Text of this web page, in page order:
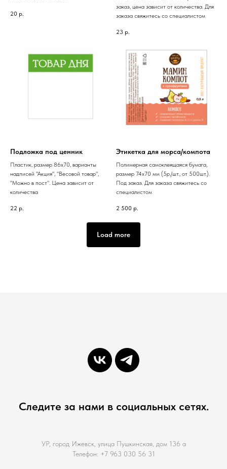
20 р.
заказ, цена зависит от количества. Для
заказа свяжитесь со специалистом
23 р.
Подложка под ценник
Пластик, размер 86х70, варианты
надписей "Акция", "Весовой товар",
"Можно в пост". Цена зависит от
количества
22 р.
Этикетка для морса/компота
Полимерная самоклеящаяся бумага,
размер 74х70 мм (5р./шт., от 500шт.).
Под заказ. Для заказа свяжитесь со
специалистом
2 500 р.
Load more
Следите за нами в социальных сетях.
УР, город Ижевск, улица Пушкинская, дом 136 а
Телефон: +7 963 030 56 31